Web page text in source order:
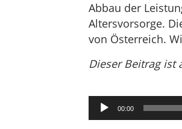
Abbau der
Altersvorsorge.
von Österreich.
Dieser Beitrag ist
Audio-
Player
00:00